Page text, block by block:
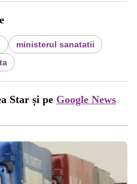
ministerul sanatatii
Star și pe Google News